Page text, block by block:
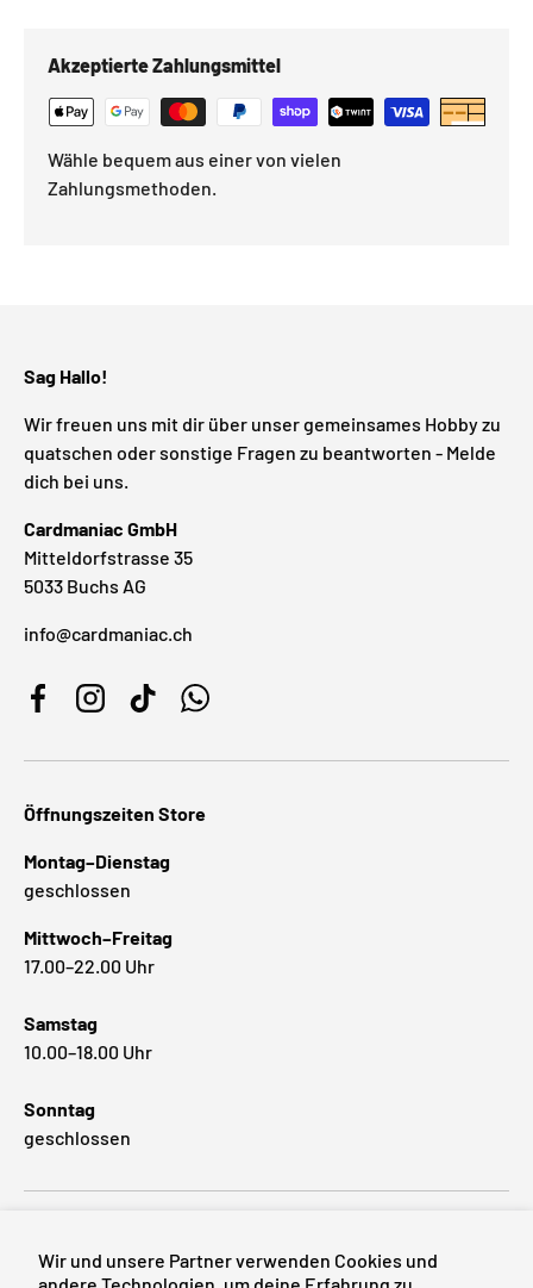
Wir und unsere Partner verwenden Cookies und
Akzeptierte Zahlungsmittel
Wähle bequem aus einer von vielen
Zahlungsmethoden.
Sag Hallo!
Wir freuen uns mit dir über unser gemeinsames Hobby zu
quatschen oder sonstige Fragen zu beantworten - Melde
dich bei uns.
Cardmaniac GmbH
Mitteldorfstrasse 35
5033 Buchs AG
info@cardmaniac.ch
FacebookInstagramTikTokWhatsApp
Öffnungszeiten Store
Montag–Dienstag
geschlossen
Mittwoch–Freitag
17.00–22.00 Uhr
Samstag
10.00–18.00 Uhr
Sonntag
geschlossen